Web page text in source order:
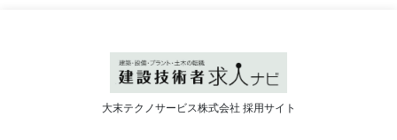
大末テクノサービス株式会社 採用サイト